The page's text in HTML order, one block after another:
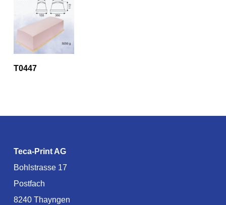
T0447
Teca-Print AG
Bohlstrasse 17
Postfach
8240 Thayngen